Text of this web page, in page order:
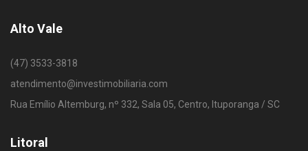
Alto Vale
(47) 3533-3818
atendimento@investimobiliaria.com
Rua Emílio Altemburg, nº 332, Sala 05, Centro, Ituporanga / SC
Litoral